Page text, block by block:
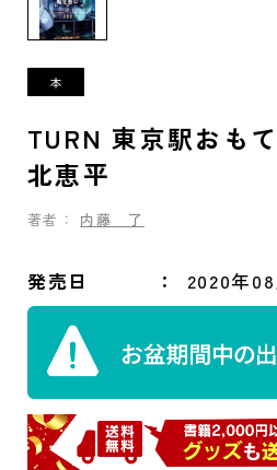
TURN 東京駅おも
北恵平
著者： 内藤 了
発売日 2020年